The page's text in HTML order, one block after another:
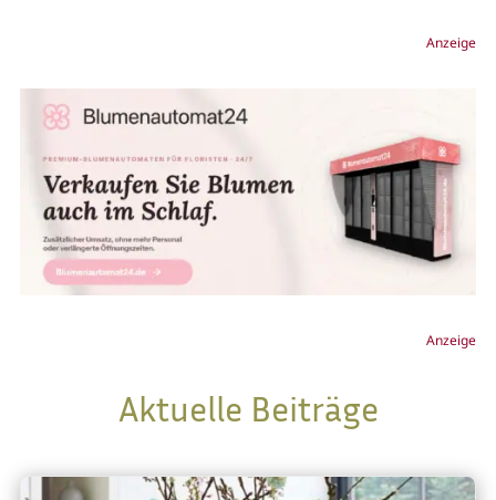
Anzeige
Anzeige
Aktuelle Beiträge